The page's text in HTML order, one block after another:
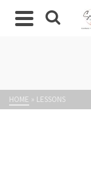
HOME » LESSONS